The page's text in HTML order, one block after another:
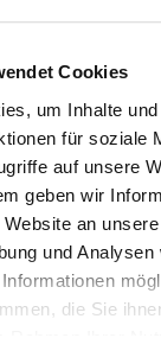
Cookies
um Inhalte
für soziale
auf unsere
geben wir
an
und Analysen
die Sie